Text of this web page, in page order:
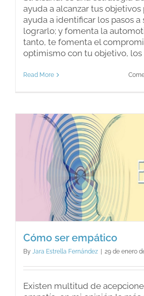
ayuda a alcanzar tus
ayuda a identificar los pasos a
lograrlo; y fomenta la
tanto, te fomenta el
optimismo con tu objetivo, los
Read More
Cómo ser empático
By Jara Estrella Fernández | 29 de enero
Existen multitud de